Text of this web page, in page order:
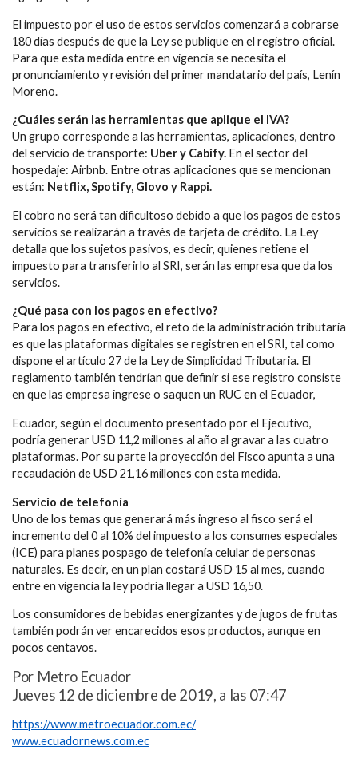
El impuesto por el uso de estos servicios comenzará a cobrarse
180 días después de que la Ley se publique en el registro oficial.
Para que esta medida entre en vigencia se necesita el
pronunciamiento y revisión del primer mandatario del país, Lenín
Moreno.
¿Cuáles serán las herramientas que aplique el IVA?
Un grupo corresponde a las herramientas, aplicaciones, dentro
del servicio de transporte: Uber y Cabify. En el sector del
hospedaje: Airbnb. Entre otras aplicaciones que se mencionan
están: Netflix, Spotify, Glovo y Rappi.
El cobro no será tan dificultoso debido a que los pagos de estos
servicios se realizarán a través de tarjeta de crédito. La Ley
detalla que los sujetos pasivos, es decir, quienes retiene el
impuesto para transferirlo al SRI, serán las empresa que da los
servicios.
¿Qué pasa con los pagos en efectivo?
Para los pagos en efectivo, el reto de la administración tributaria
es que las plataformas digitales se registren en el SRI, tal como
dispone el artículo 27 de la Ley de Simplicidad Tributaria. El
reglamento también tendrían que definir si ese registro consiste
en que las empresa ingrese o saquen un RUC en el Ecuador,
Ecuador, según el documento presentado por el Ejecutivo,
podría generar USD 11,2 millones al año al gravar a las cuatro
plataformas. Por su parte la proyección del Fisco apunta a una
recaudación de USD 21,16 millones con esta medida.
Servicio de telefonía
Uno de los temas que generará más ingreso al fisco será el
incremento del 0 al 10% del impuesto a los consumes especiales
(ICE) para planes pospago de telefonía celular de personas
naturales. Es decir, en un plan costará USD 15 al mes, cuando
entre en vigencia la ley podría llegar a USD 16,50.
Los consumidores de bebidas energizantes y de jugos de frutas
también podrán ver encarecidos esos productos, aunque en
pocos centavos.
Por Metro Ecuador
Jueves 12 de diciembre de 2019, a las 07:47
https://www.metroecuador.com.ec/
www.ecuadornews.com.ec